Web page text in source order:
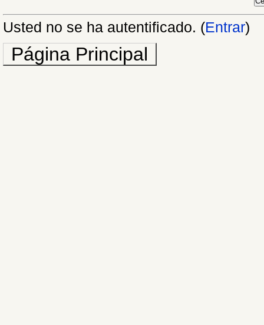
Usted no se ha autentificado. (Entrar)
Página Principal